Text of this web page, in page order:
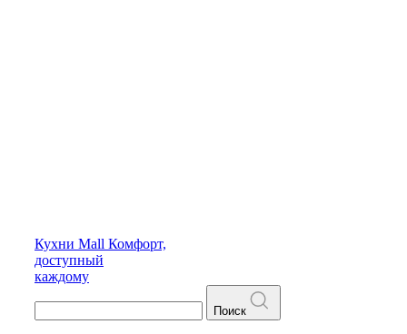
Кухни Mall Комфорт,
доступный
каждому
Поиск